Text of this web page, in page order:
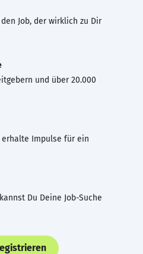
Job, der wirklich zu Dir
und über 20.000
Impulse für ein
Du Deine Job-Suche